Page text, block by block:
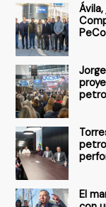
o
r
:
El